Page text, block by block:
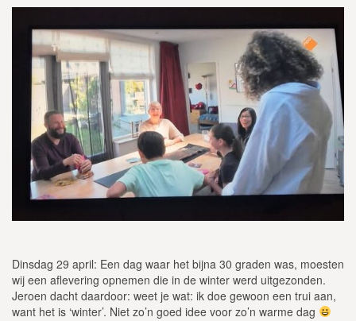
Dinsdag 29 april: Een dag waar het bijna 30 graden was, moesten
wij een aflevering opnemen die in de winter werd uitgezonden.
Jeroen dacht daardoor: weet je wat: ik doe gewoon een trui aan,
want het is ‘winter’. Niet zo’n goed idee voor zo’n warme dag